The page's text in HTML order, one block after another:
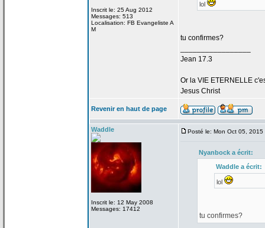
Inscrit le: 25 Aug 2012
Messages: 513
Localisation: FB Evangeliste A
M
lol
tu confirmes?
Jean 17.3
Or la VIE ETERNELLE
Jesus Christ
Revenir en haut de page
Waddle
Inscrit le: 12 May 2008
Messages: 17412
Posté le: Mon Oct 05, 2015
Nyanbock a écrit:
Waddle aécrit:
lol
tu confirmes?